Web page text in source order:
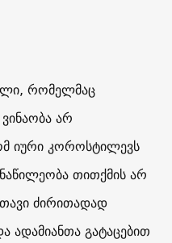
რომელმაც
არ
იური კოროსტილევს
თითქმის არ
ძირითადად
გატაცებით